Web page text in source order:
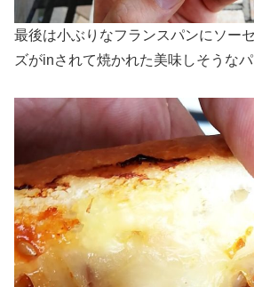
最後は小ぶりなフランスパンにソー
ズがinされて焼かれた美味しそうなパ